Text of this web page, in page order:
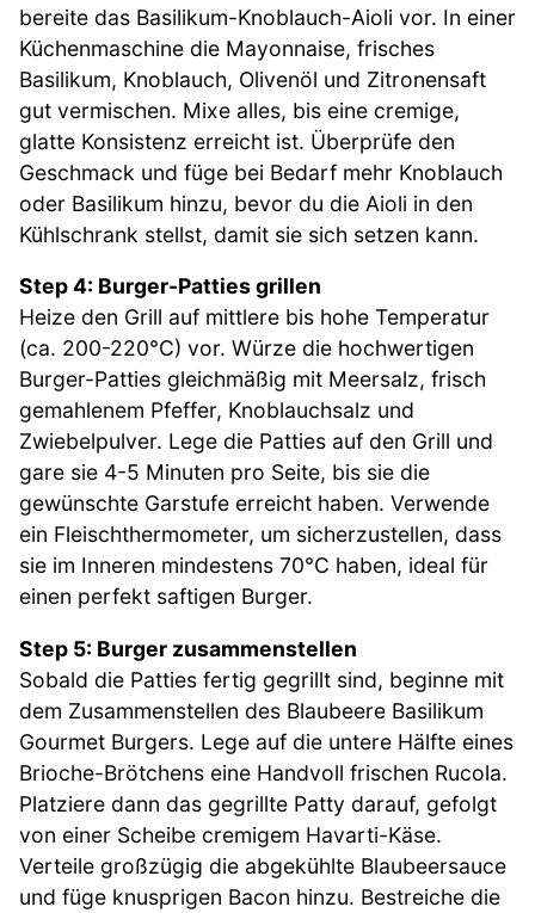
bereite das Basilikum-Knoblauch-Aioli vor. In einer
Küchenmaschine die Mayonnaise, frisches
Basilikum, Knoblauch, Olivenöl und Zitronensaft
gut vermischen. Mixe alles, bis eine cremige,
glatte Konsistenz erreicht ist. Überprüfe den
Geschmack und füge bei Bedarf mehr Knoblauch
oder Basilikum hinzu, bevor du die Aioli in den
Kühlschrank stellst, damit sie sich setzen kann.
Step 4: Burger-Patties grillen
Heize den Grill auf mittlere bis hohe Temperatur
(ca. 200-220°C) vor. Würze die hochwertigen
Burger-Patties gleichmäßig mit Meersalz, frisch
gemahlenem Pfeffer, Knoblauchsalz und
Zwiebelpulver. Lege die Patties auf den Grill und
gare sie 4-5 Minuten pro Seite, bis sie die
gewünschte Garstufe erreicht haben. Verwende
ein Fleischthermometer, um sicherzustellen, dass
sie im Inneren mindestens 70°C haben, ideal für
einen perfekt saftigen Burger.
Step 5: Burger zusammenstellen
Sobald die Patties fertig gegrillt sind, beginne mit
dem Zusammenstellen des Blaubeere Basilikum
Gourmet Burgers. Lege auf die untere Hälfte eines
Brioche-Brötchens eine Handvoll frischen Rucola.
Platziere dann das gegrillte Patty darauf, gefolgt
von einer Scheibe cremigem Havarti-Käse.
Verteile großzügig die abgekühlte Blaubeersauce
und füge knusprigen Bacon hinzu. Bestreiche die